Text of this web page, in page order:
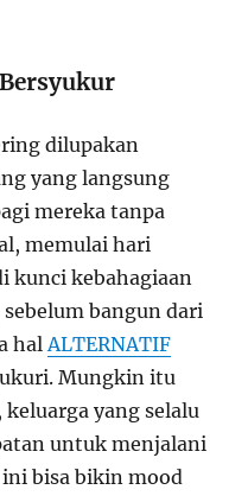
dilupakan
yang langsung
mereka tanpa
memulai hari
kunci kebahagiaan
sebelum bangun dari
hal ALTERNATIF
Mungkin itu
yang selalu
untuk menjalani
bisa bikin mood